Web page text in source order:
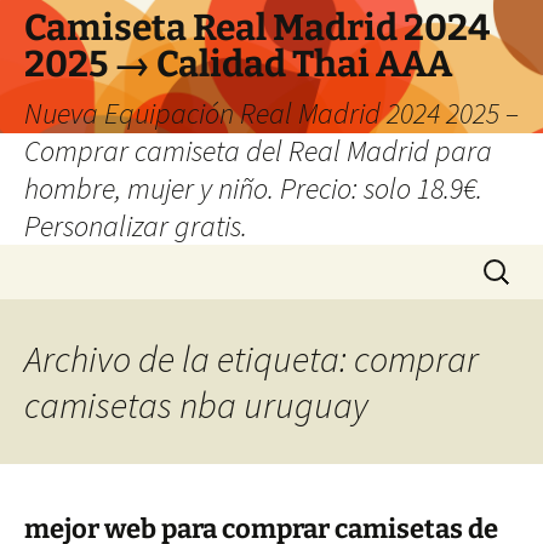
Camiseta Real Madrid 2024
2025 → Calidad Thai AAA
Nueva Equipación Real Madrid 2024 2025 –
Comprar camiseta del Real Madrid para
hombre, mujer y niño. Precio: solo 18.9€.
Personalizar gratis.
Buscar:
Archivo de la etiqueta: comprar
camisetas nba uruguay
mejor web para comprar camisetas de